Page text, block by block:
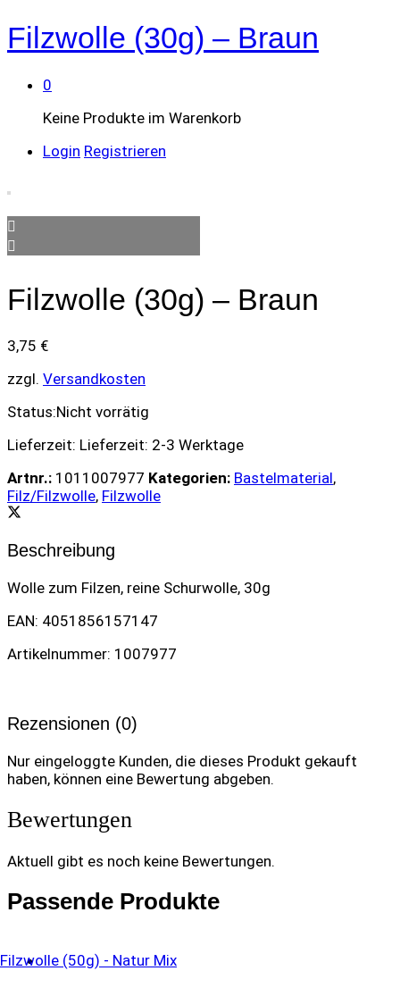
Filzwolle (30g) – Braun
0
Keine Produkte im Warenkorb
Login Registrieren
Filzwolle (30g) – Braun
3,75 €
zzgl. Versandkosten
Status:Nicht vorrätig
Lieferzeit: Lieferzeit: 2-3 Werktage
Artnr.: 1011007977 Kategorien: Bastelmaterial,
Filz/Filzwolle, Filzwolle
Beschreibung
Wolle zum Filzen, reine Schurwolle, 30g
EAN: 4051856157147
Artikelnummer: 1007977
Rezensionen (0)
Nur eingeloggte Kunden, die dieses Produkt gekauft
haben, können eine Bewertung abgeben.
Bewertungen
Aktuell gibt es noch keine Bewertungen.
Passende Produkte